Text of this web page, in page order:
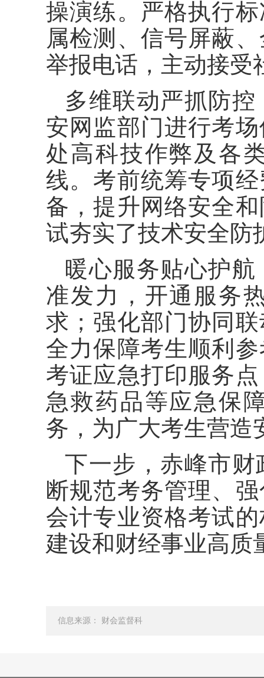
操演练。严格执行
属检测、信号屏蔽
举报电话，主动接受
多维联动严抓防
安网监部门进行考
处高科技作弊及各
线。考前统筹专项
备，提升网络安全
试夯实了技术安全防
暖心服务贴心护
准发力，开通服务
求；强化部门协同
全力保障考生顺利
考证应急打印服务
急救药品等应急保
务，为广大考生营造
下一步，赤峰市
断规范考务管理、
会计专业资格考试
建设和财经事业高质
信息来源： 财会监督科